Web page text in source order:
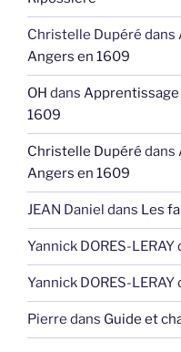
Christelle Dupéré dans
Angers en 1609
OH dans Apprentissage
1609
Christelle Dupéré dans
Angers en 1609
JEAN Daniel dans Les
Yannick DORES-LERAY
Yannick DORES-LERAY
Pierre dans Guide et